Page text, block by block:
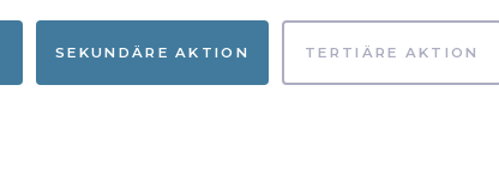
SEKUNDÄRE AKTION TERTIÄRE AKTION